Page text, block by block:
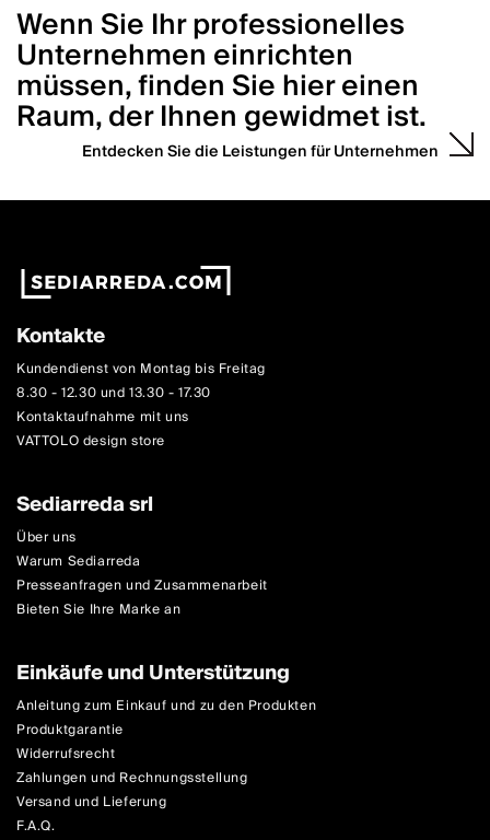
Wenn Sie Ihr professionelles
Unternehmen einrichten
müssen, finden Sie hier einen
Raum, der Ihnen gewidmet ist.
Entdecken Sie die Leistungen für Unternehmen
Kontakte
Kundendienst von Montag bis Freitag
8.30 - 12.30 und 13.30 - 17.30
Kontaktaufnahme mit uns
VATTOLO design store
Sediarreda srl
Über uns
Warum Sediarreda
Presseanfragen und Zusammenarbeit
Bieten Sie Ihre Marke an
Einkäufe und Unterstützung
Anleitung zum Einkauf und zu den Produkten
Produktgarantie
Widerrufsrecht
Zahlungen und Rechnungsstellung
Versand und Lieferung
F.A.Q.